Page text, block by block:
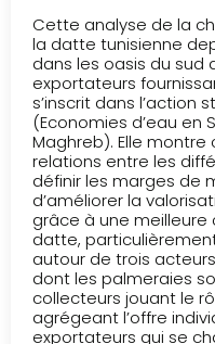
Cette analyse de la
la datte tunisienne
dans les oasis du sud
exportateurs
s’inscrit dans l’action
(Economies d’eau en
Maghreb). Elle
relations entre les
définir les marges de
d’améliorer la
grâce à une
datte,
autour de trois
dont les palmeraies
collecteurs jouant le
agrégeant l’offre
exportateurs qui se